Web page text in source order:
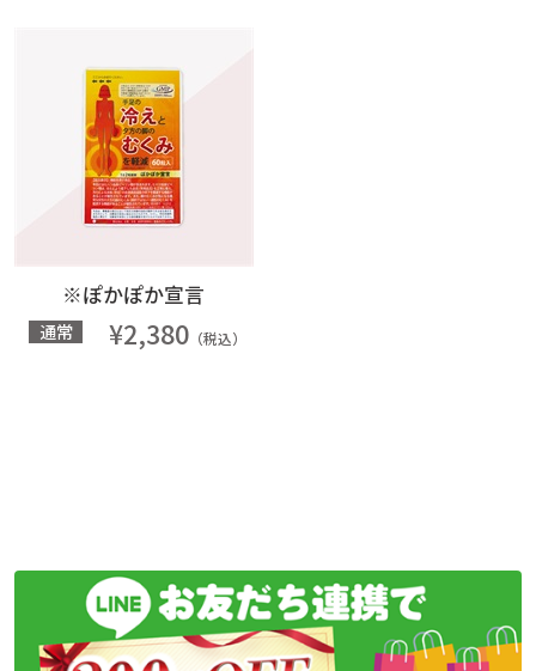
※ぽかぽか宣言
通常 ¥2,380 （税込）